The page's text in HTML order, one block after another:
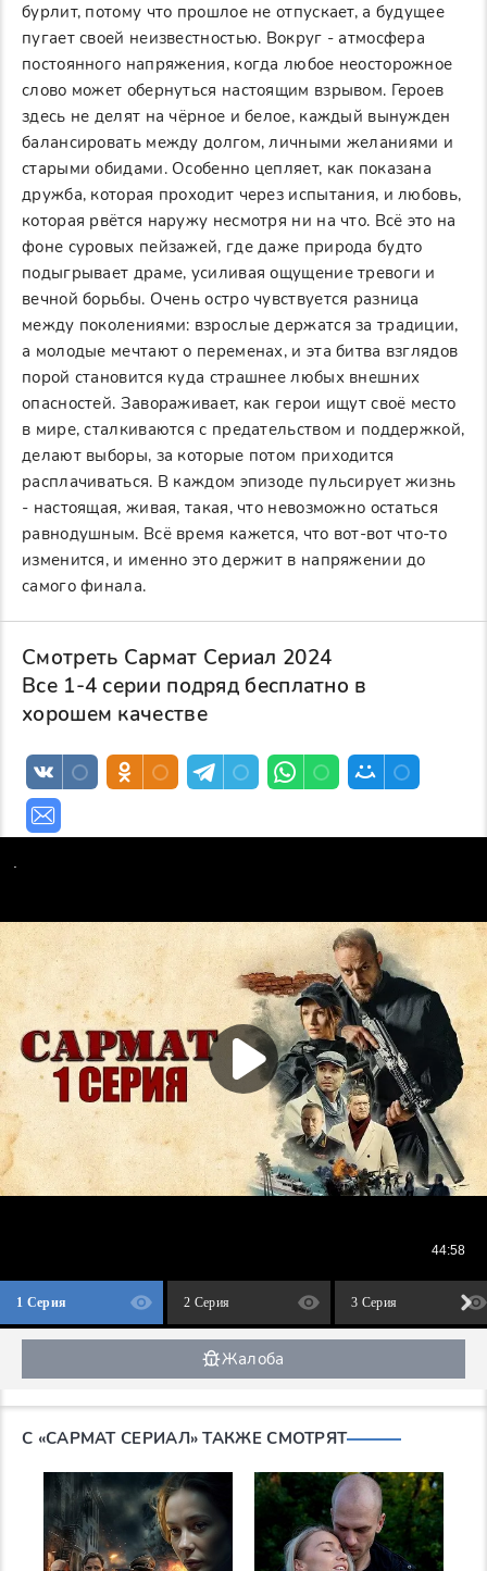
бурлит, потому что прошлое не отпускает, а будущее
пугает своей неизвестностью. Вокруг - атмосфера
постоянного напряжения, когда любое неосторожное
слово может обернуться настоящим взрывом. Героев
здесь не делят на чёрное и белое, каждый вынужден
балансировать между долгом, личными желаниями и
старыми обидами. Особенно цепляет, как показана
дружба, которая проходит через испытания, и любовь,
которая рвётся наружу несмотря ни на что. Всё это на
фоне суровых пейзажей, где даже природа будто
подыгрывает драме, усиливая ощущение тревоги и
вечной борьбы. Очень остро чувствуется разница
между поколениями: взрослые держатся за традиции,
а молодые мечтают о переменах, и эта битва взглядов
порой становится куда страшнее любых внешних
опасностей. Завораживает, как герои ищут своё место
в мире, сталкиваются с предательством и поддержкой,
делают выборы, за которые потом приходится
расплачиваться. В каждом эпизоде пульсирует жизнь
- настоящая, живая, такая, что невозможно остаться
равнодушным. Всё время кажется, что вот-вот что-то
изменится, и именно это держит в напряжении до
самого финала.
Смотреть Сармат Сериал 2024
Все 1-4 серии подряд бесплатно в
хорошем качестве
1 Серия 2 Серия 3 Серия
Жалоба
С «САРМАТ СЕРИАЛ» ТАКЖЕ СМОТРЯТ